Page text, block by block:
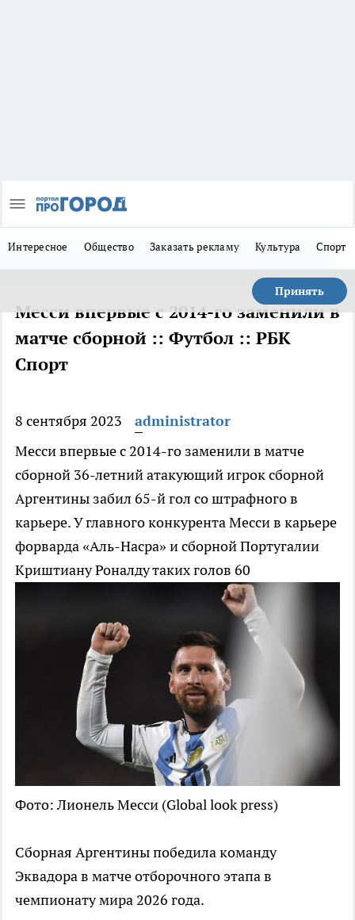
Интересное Общество Заказать рекламу Культура Спорт
Принять
Месси впервые с 2014-го заменили в
матче сборной :: Футбол :: РБК
Спорт
8 сентября 2023
administrator
Месси впервые с 2014-го заменили в матче
сборной 36-летний атакующий игрок сборной
Аргентины забил 65-й гол со штрафного в
карьере. У главного конкурента Месси в карьере
форварда «Аль-Насра» и сборной Португалии
Криштиану Роналду таких голов 60
Фото: Лионель Месси (Global look press)
Сборная Аргентины победила команду
Эквадора в матче отборочного этапа в
чемпионату мира 2026 года.